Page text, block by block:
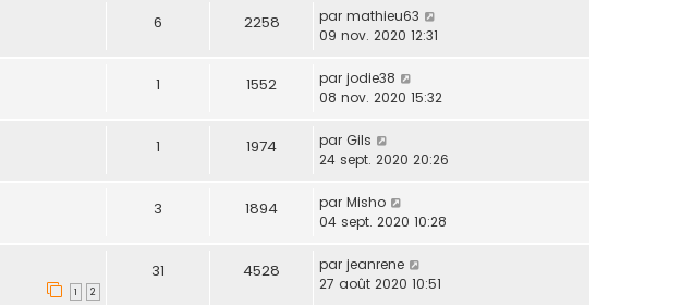
6 2258 par mathieu63
09 nov. 2020 12:31
1 1552 par jodie38
08 nov. 2020 15:32
1 1974 par Gils
24 sept. 2020 20:26
3 1894 par Misho
04 sept. 2020 10:28
1 2
31 4528 par jeanrene
27 août 2020 10:51